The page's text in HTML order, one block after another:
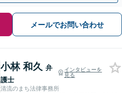
メールでお問い合わせ
小林 和久 弁
護士
インタビューを
見る
清流のまち法律事務所